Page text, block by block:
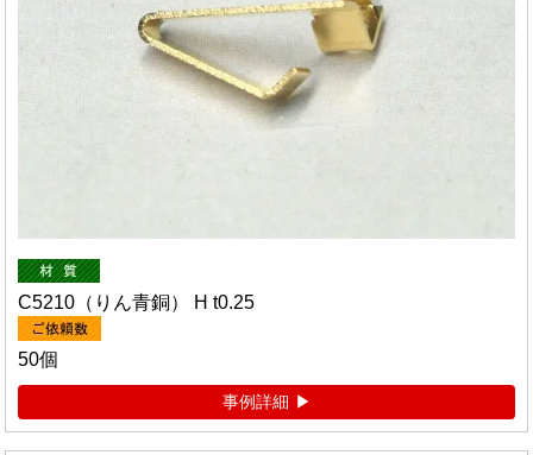
C5210（りん青銅） H t0.25
50個
事例詳細